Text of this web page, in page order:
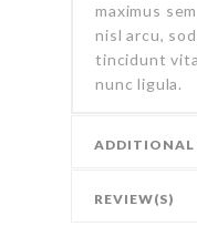
maximus
nisl arcu,
tincidunt
nunc ligula.
ADDITIONAL
REVIEW(S)